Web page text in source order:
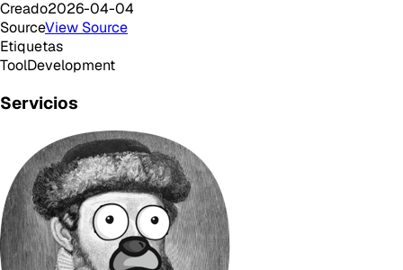
Creado2026-04-04
SourceView Source
Etiquetas
ToolDevelopment
Servicios